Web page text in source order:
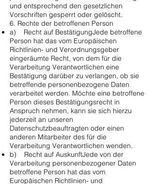
und entsprechend den gesetzlichen
Vorschriften gesperrt oder gelöscht.
6. Rechte der betroffenen Person
a) Recht auf BestätigungJede betroffene
Person hat das vom Europäischen
Richtlinien- und Verordnungsgeber
eingeräumte Recht, von dem für die
Verarbeitung Verantwortlichen eine
Bestätigung darüber zu verlangen, ob sie
betreffende personenbezogene Daten
verarbeitet werden. Möchte eine betroffene
Person dieses Bestätigungsrecht in
Anspruch nehmen, kann sie sich hierzu
jederzeit an unseren
Datenschutzbeauftragten oder einen
anderen Mitarbeiter des für die
Verarbeitung Verantwortlichen wenden.
b) Recht auf AuskunftJede von der
Verarbeitung personenbezogener Daten
betroffene Person hat das vom
Europäischen Richtlinien- und